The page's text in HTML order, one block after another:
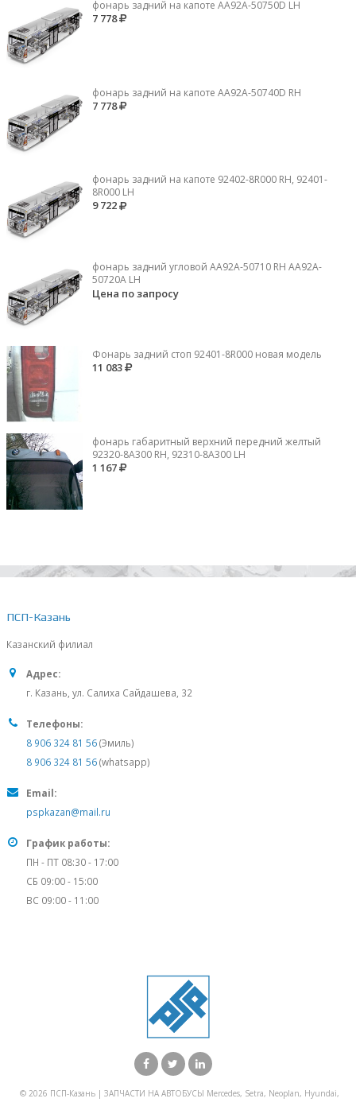
фонарь задний на капоте AA92A-50750D LH
7 778
фонарь задний на капоте AA92A-50740D RH
7 778
фонарь задний на капоте 92402-8R000 RH, 92401-
8R000 LH
9 722
фонарь задний угловой AA92A-50710 RH AA92A-
50720A LH
Цена по запросу
Фонарь задний стоп 92401-8R000 новая модель
11 083
фонарь габаритный верхний передний желтый
92320-8A300 RH, 92310-8А300 LH
1 167
ПСП-Казань
Казанский филиал
Адрес:
г. Казань, ул. Салиха Сайдашева, 32
Телефоны:
8 906 324 81 56(Эмиль)
8 906 324 81 56(whatsapp)
Email:
pspkazan@mail.ru
График работы:
ПН - ПТ 08:30 - 17:00
СБ 09:00 - 15:00
ВС 09:00 - 11:00
© 2026 ПСП-Казань | ЗАПЧАСТИ НА АВТОБУСЫ Mercedes, Setra, Neoplan, Hyundai,